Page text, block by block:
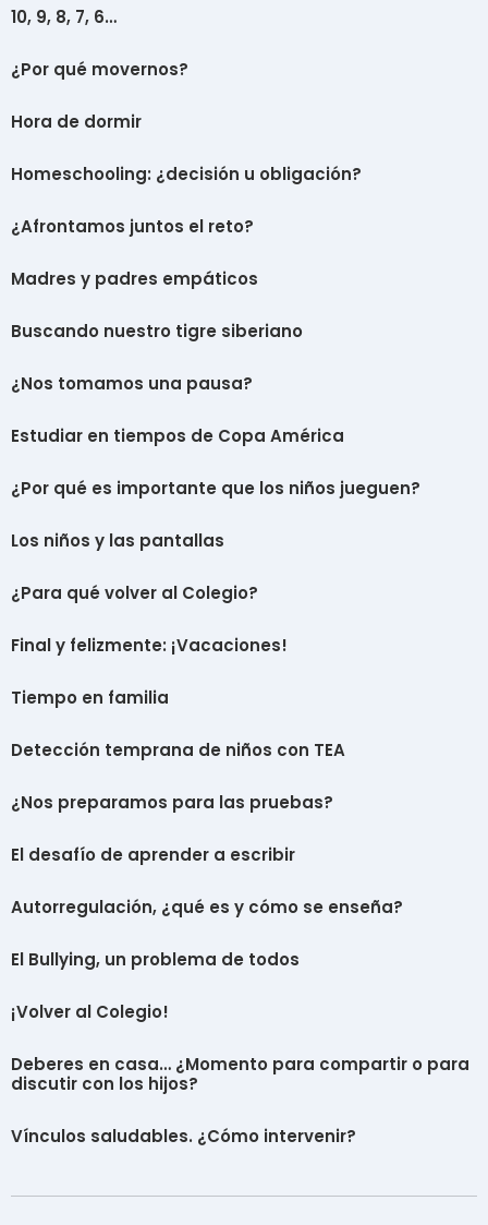
10, 9, 8, 7, 6…
¿Por qué movernos?
Hora de dormir
Homeschooling: ¿decisión u obligación?
¿Afrontamos juntos el reto?
Madres y padres empáticos
Buscando nuestro tigre siberiano
¿Nos tomamos una pausa?
Estudiar en tiempos de Copa América
¿Por qué es importante que los niños jueguen?
Los niños y las pantallas
¿Para qué volver al Colegio?
Final y felizmente: ¡Vacaciones!
Tiempo en familia
Detección temprana de niños con TEA
¿Nos preparamos para las pruebas?
El desafío de aprender a escribir
Autorregulación, ¿qué es y cómo se enseña?
El Bullying, un problema de todos
¡Volver al Colegio!
Deberes en casa… ¿Momento para compartir o para
discutir con los hijos?
Vínculos saludables. ¿Cómo intervenir?